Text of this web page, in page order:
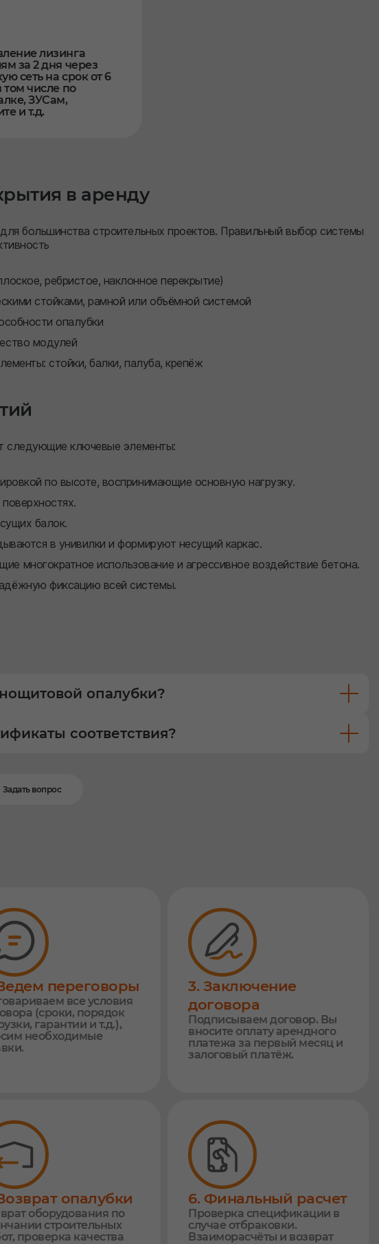
лизинга
за 2 дня через
сеть на срок от 6
том числе по
ЗУСам,
и т.д.
в аренду
большинства строительных проектов. Правильный выбор системы
ребристое, наклонное перекрытие)
стойками, рамной или объёмной системой
опалубки
модулей
стойки, балки, палуба, крепёж
следующие ключевые элементы:
по высоте, воспринимающие основную нагрузку.
балок.
в унивилки и формируют несущий каркас.
многократное использование и агрессивное воздействие бетона.
фиксацию всей системы.
опалубки?
соответствия?
Задать вопрос
переговоры
все условия
(сроки, порядок
гарантии и т.д.),
необходимые
3. Заключение
договора
Подписываем договор. Вы
вносите оплату арендного
платежа за первый месяц и
залоговый платёж.
опалубки
оборудования по
строительных
проверка качества
6. Финальный расчет
Проверка спецификации в
случае отбраковки.
Взаиморасчёты и возврат